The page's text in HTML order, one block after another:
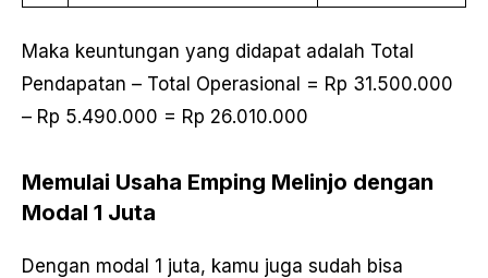
Maka keuntungan yang didapat adalah Total
Pendapatan – Total Operasional = Rp 31.500.000
– Rp 5.490.000 = Rp 26.010.000
Memulai Usaha Emping Melinjo dengan
Modal 1 Juta
Dengan modal 1 juta, kamu juga sudah bisa